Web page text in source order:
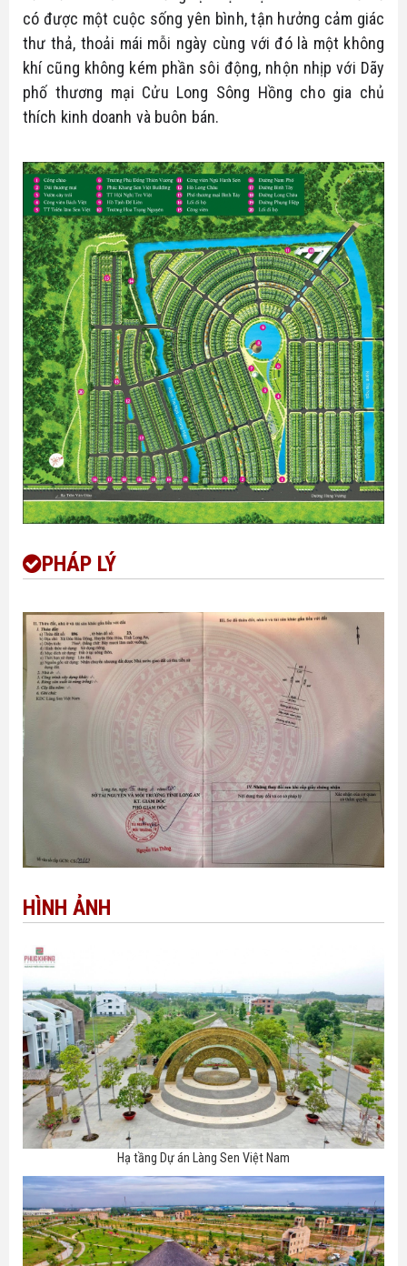
có được một cuộc sống yên bình, tận hưởng cảm giác
thư thả, thoải mái mỗi ngày cùng với đó là một không
khí cũng không kém phần sôi động, nhộn nhịp với Dãy
phố thương mại Cửu Long Sông Hồng cho gia chủ
thích kinh doanh và buôn bán.
PHÁP LÝ
HÌNH ẢNH
Hạ tầng Dự án Làng Sen Việt Nam